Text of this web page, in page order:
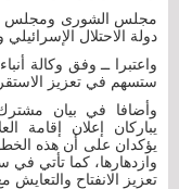
مجلس الشورى ومجلس
دولة الاحتلال
واعتبرا ــ وفق وكالة
ستسهم في تعزيز
وأضافا في بيان
يباركان إعلان إقامة
يؤكدان على أن هذه
وازدهارها، كما تأتي في
تعزيز الانفتاح والتعايش